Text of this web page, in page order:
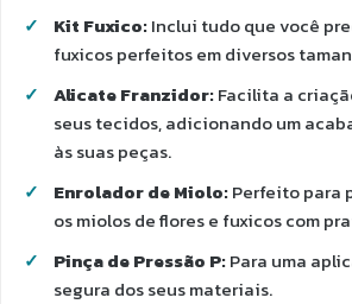
Kit Fuxico:Inclui tudo que você
fuxicos perfeitos em diversos
Alicate Franzidor:Facilita a
seus tecidos, adicionando um
às suas peças.
Enrolador de Miolo:Perfeito para
os miolos de flores e fuxicos com
Pinça de Pressão P:Para uma
segura dos seus materiais.